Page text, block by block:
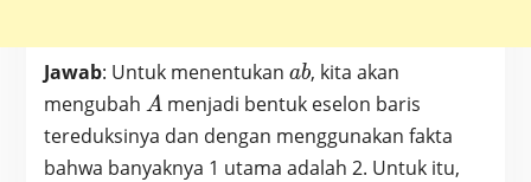
Jawab: Untuk menentukan ab
ab, kita akan
mengubah A
Amenjadi bentuk eselon baris
tereduksinya dan dengan menggunakan fakta
bahwa banyaknya 1 utama adalah 2. Untuk itu,